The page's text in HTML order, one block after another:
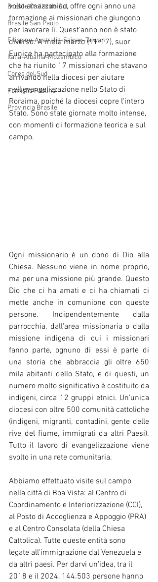
Brasile Caxias do Sul
Brasile San Paolo
Filippine-Australia-Saipan-Taiwan
Italia-Albania-Mozambico
Corea del Sud
Famiglia Paolina
Provincia Brasile
volto amazzonico, offre ogni anno una
formazione ai missionari che giungono
per lavorare lì. Quest'anno non è stato
diverso. A metà marzo (11-17), suor
Eunice ha partecipato alla formazione
che ha riunito 17 missionari che stavano
arrivando nella diocesi per aiutare
nell'evangelizzazione nello Stato di
Roraima, poiché la diocesi copre l'intero
Stato. Sono state giornate molto intense,
con momenti di formazione teorica e sul
campo.
Ogni missionario è un dono di Dio alla
Chiesa. Nessuno viene in nome proprio,
ma per una missione più grande. Questo
Dio che ci ha amati e ci ha chiamati ci
mette anche in comunione con queste
persone. Indipendentemente dalla
parrocchia, dall'area missionaria o dalla
missione indigena di cui i missionari
fanno parte, ognuno di essi è parte di
una storia che abbraccia gli oltre 650
mila abitanti dello Stato, e di questi, un
numero molto significativo è costituito da
indigeni, circa 12 gruppi etnici. Un'unica
diocesi con oltre 500 comunità cattoliche
(indigeni, migranti, contadini, gente delle
rive del fiume, immigrati da altri Paesi).
Tutto il lavoro di evangelizzazione viene
svolto in una rete comunitaria.
Abbiamo effettuato visite sul campo
nella città di Boa Vista: al Centro di
Coordinamento e Interiorizzazione (CCI),
al Posto di Accoglienza e Appoggio (PRA)
e al Centro Consolata (della Chiesa
Cattolica). Tutte queste entità sono
legate all'immigrazione dal Venezuela e
da altri paesi. Per darvi un'idea, tra il
2018 e il 2024, 144.503 persone hanno